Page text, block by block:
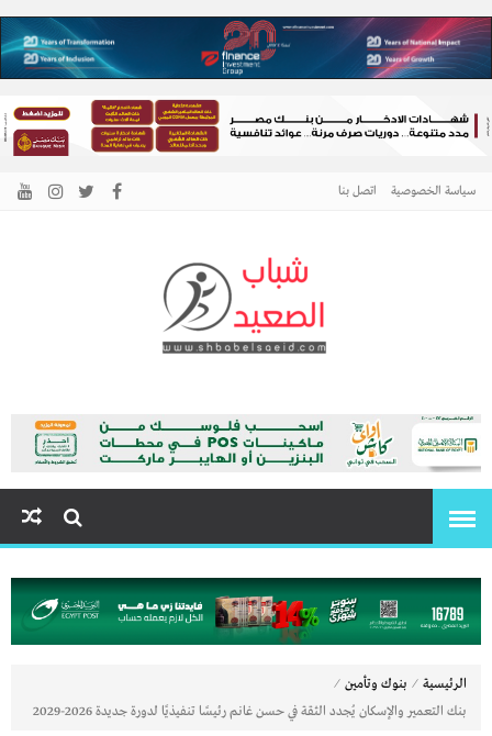
سياسة الخصوصية اتصل بنا
شباب الصعيد
الرئيسية ⁄ بنوك وتأمين ⁄
بنك التعمير والإسكان يُجدد الثقة في حسن غانم رئيسًا تنفيذيًا لدورة جديدة 2026-2029